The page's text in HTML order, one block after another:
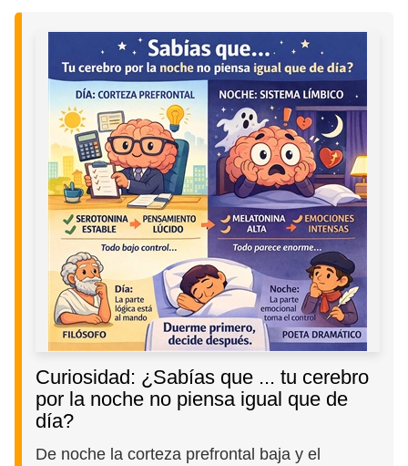
Curiosidad: ¿Sabías que ... tu cerebro
por la noche no piensa igual que de
día?
De noche la corteza prefrontal baja y el